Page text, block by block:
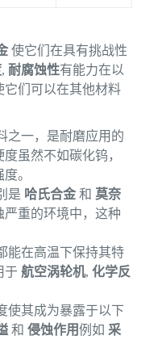
使它们在具有挑战性
, 耐腐蚀性有能力在以
它们可以在其他材料
之一，是耐磨应用的
虽然不如碳化钨，
。
是 哈氏合金和 莫奈
重的环境中，这种
能在高温下保持其特
于 航空涡轮机, 化学反
使其成为暴露于以下
和 侵蚀作用例如 采